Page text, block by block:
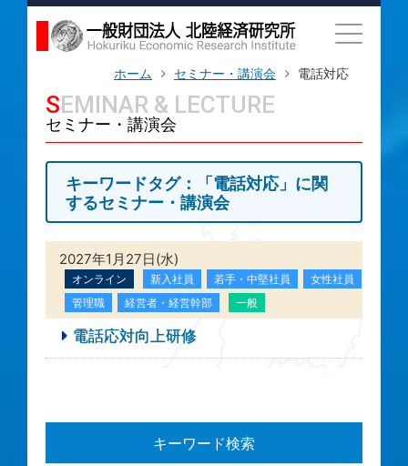
ホーム セミナー・講演会 電話対応
SEMINAR & LECTURE
セミナー・講演会
キーワードタグ：「電話対応」に関
するセミナー・講演会
2027年1月27日(水)
オンライン 新入社員 若手・中堅社員
女性社員
管理職
経営者・経営幹部 一般
電話応対向上研修
キーワード検索